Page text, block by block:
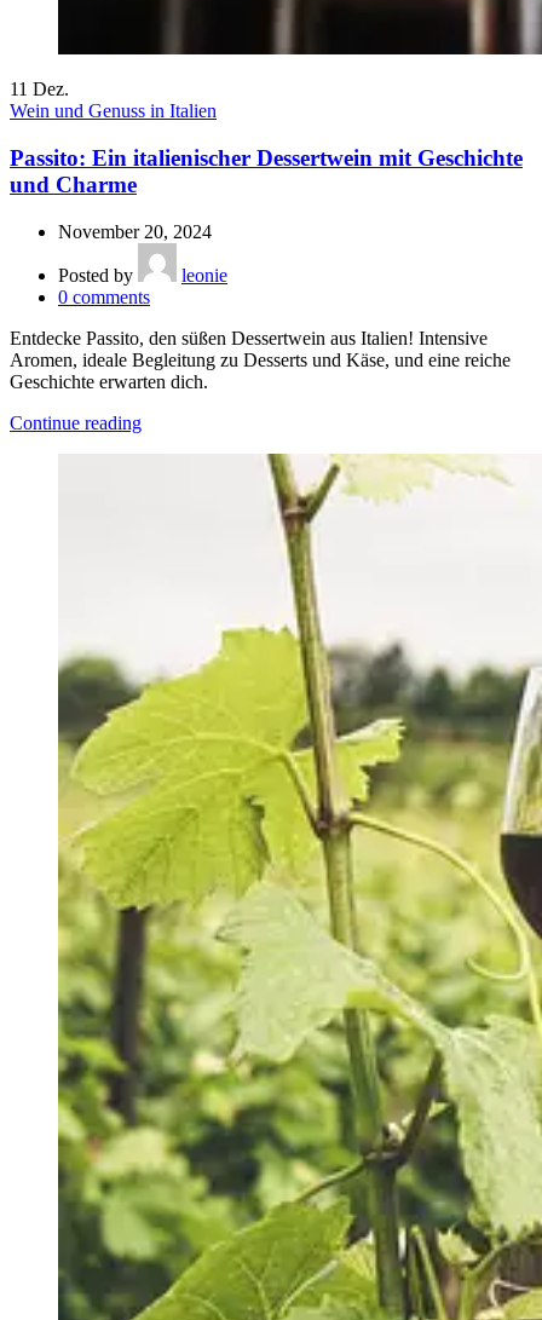
11 Dez.
Wein und Genuss in Italien
Passito: Ein italienischer Dessertwein mit Geschichte
und Charme
November 20, 2024
Posted by
leonie
0 comments
Entdecke Passito, den süßen Dessertwein aus Italien! Intensive
Aromen, ideale Begleitung zu Desserts und Käse, und eine reiche
Geschichte erwarten dich.
Continue reading